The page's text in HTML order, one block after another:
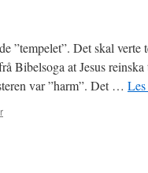
”tempelet”. Det skal verte
Bibelsoga at Jesus
var ”harm”. Det …